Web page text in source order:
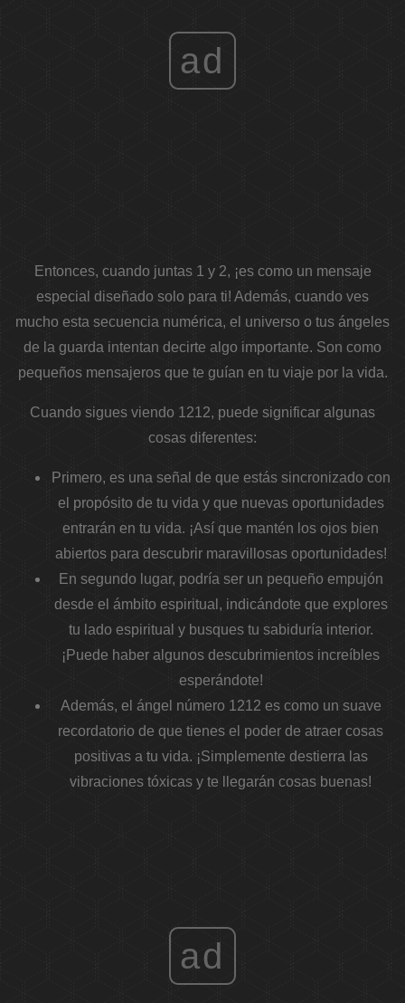
ad
Entonces, cuando juntas 1 y 2, ¡es como un mensaje
especial diseñado solo para ti! Además, cuando ves
mucho esta secuencia numérica, el universo o tus ángeles
de la guarda intentan decirte algo importante. Son como
pequeños mensajeros que te guían en tu viaje por la vida.
Cuando sigues viendo 1212, puede significar algunas
cosas diferentes:
Primero, es una señal de que estás sincronizado con
el propósito de tu vida y que nuevas oportunidades
entrarán en tu vida. ¡Así que mantén los ojos bien
abiertos para descubrir maravillosas oportunidades!
En segundo lugar, podría ser un pequeño empujón
desde el ámbito espiritual, indicándote que explores
tu lado espiritual y busques tu sabiduría interior.
¡Puede haber algunos descubrimientos increíbles
esperándote!
Además, el ángel número 1212 es como un suave
recordatorio de que tienes el poder de atraer cosas
positivas a tu vida. ¡Simplemente destierra las
vibraciones tóxicas y te llegarán cosas buenas!
ad